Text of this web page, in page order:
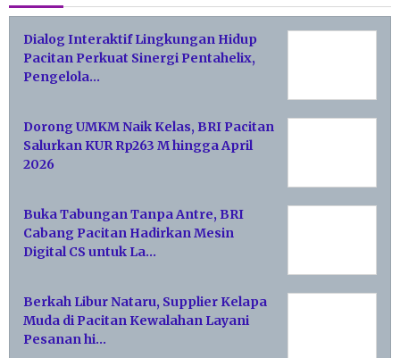
Dialog Interaktif Lingkungan Hidup
Pacitan Perkuat Sinergi Pentahelix,
Pengelola…
Dorong UMKM Naik Kelas, BRI Pacitan
Salurkan KUR Rp263 M hingga April
2026
Buka Tabungan Tanpa Antre, BRI
Cabang Pacitan Hadirkan Mesin
Digital CS untuk La…
Berkah Libur Nataru, Supplier Kelapa
Muda di Pacitan Kewalahan Layani
Pesanan hi…